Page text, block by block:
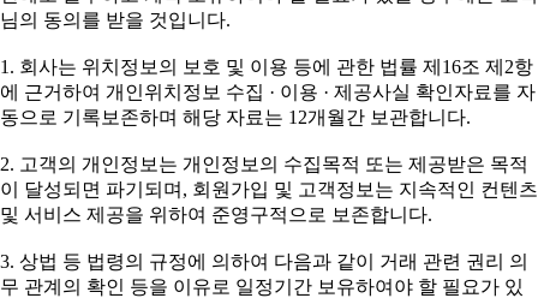
님의 동의를 받을 것입니다.
1. 회사는 위치정보의 보호 및 이용 등에 관한 법률 제16조 제2항
에 근거하여 개인위치정보 수집 · 이용 · 제공사실 확인자료를 자
동으로 기록보존하며 해당 자료는 12개월간 보관합니다.
2. 고객의 개인정보는 개인정보의 수집목적 또는 제공받은 목적
이 달성되면 파기되며, 회원가입 및 고객정보는 지속적인 컨텐츠
및 서비스 제공을 위하여 준영구적으로 보존합니다.
3. 상법 등 법령의 규정에 의하여 다음과 같이 거래 관련 권리 의
무 관계의 확인 등을 이유로 일정기간 보유하여야 할 필요가 있